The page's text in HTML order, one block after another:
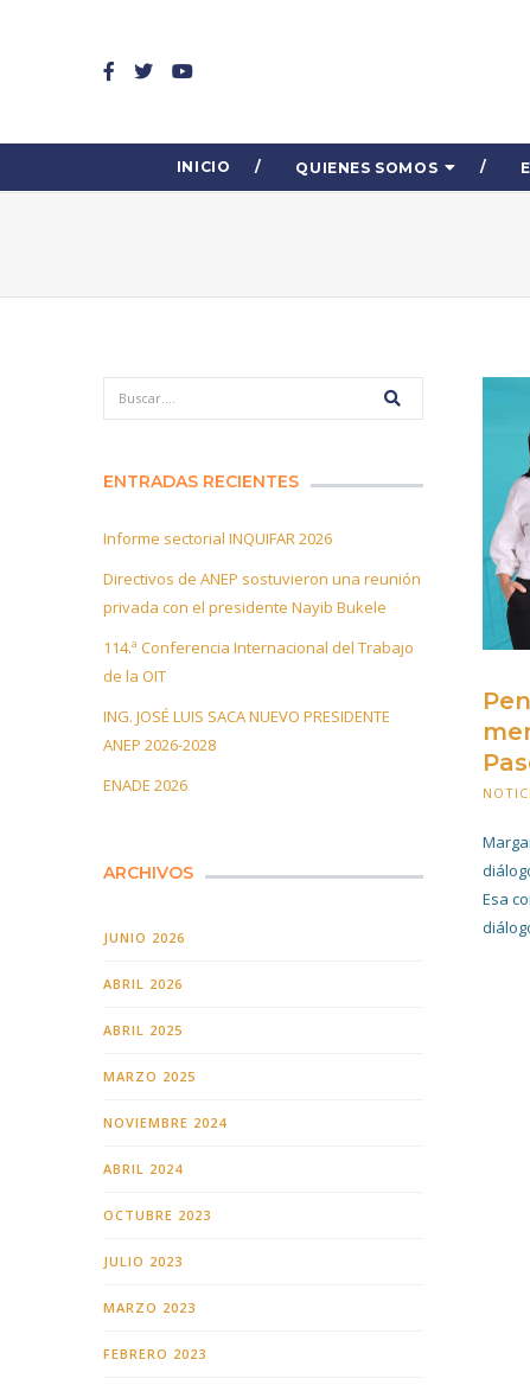
INICIO QUIENES SOMOS
Esa
ENTRADAS RECIENTES
Informe sectorial INQUIFAR 2026
Directivos de ANEP sostuvieron una reunión
privada con el presidente Nayib Bukele
114.ª Conferencia Internacional del Trabajo
de la OIT
ING. JOSÉ LUIS SACA NUEVO PRESIDENTE
ANEP 2026-2028
ENADE 2026
ARCHIVOS
JUNIO 2026
ABRIL 2026
ABRIL 2025
MARZO 2025
NOVIEMBRE 2024
ABRIL 2024
OCTUBRE 2023
JULIO 2023
MARZO 2023
FEBRERO 2023